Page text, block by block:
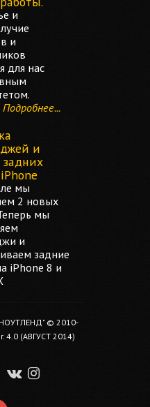
и
и
для нас
Подробнее...
и
мы
2 новых
мы
и
задние
iPhone 8 и
© 2010-
4.0 (АВГУСТ 2014)
V I